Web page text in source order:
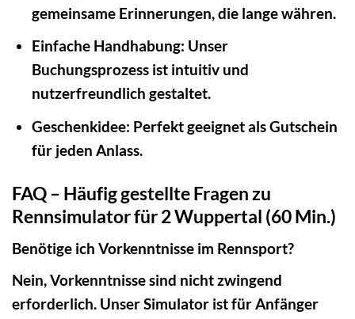
gemeinsame Erinnerungen, die lange währen.
Einfache Handhabung: Unser
Buchungsprozess ist intuitiv und
nutzerfreundlich gestaltet.
Geschenkidee: Perfekt geeignet als Gutschein
für jeden Anlass.
FAQ – Häufig gestellte Fragen zu
Rennsimulator für 2 Wuppertal (60 Min.)
Benötige ich Vorkenntnisse im Rennsport?
Nein, Vorkenntnisse sind nicht zwingend
erforderlich. Unser Simulator ist für Anfänger